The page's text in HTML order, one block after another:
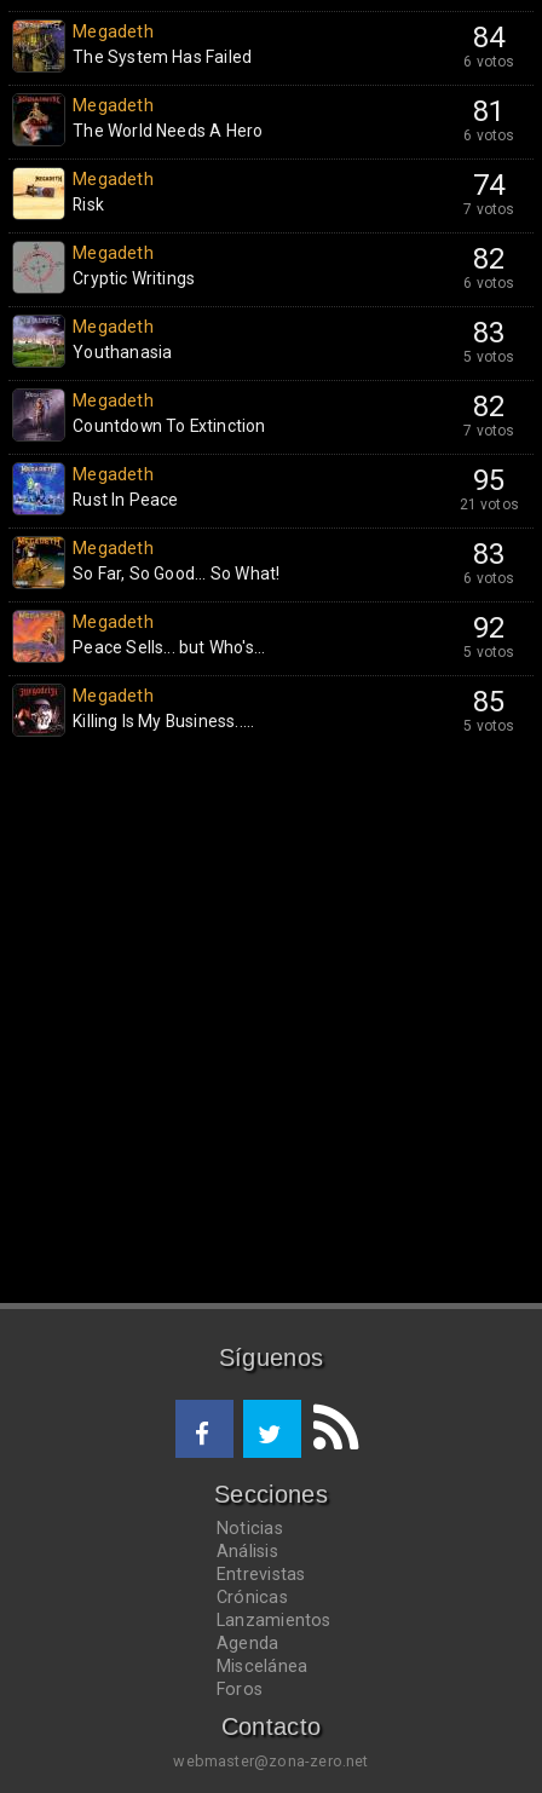
84
6 votos
Megadeth
The System Has Failed
81
6 votos
Megadeth
The World Needs A Hero
74
7 votos
Megadeth
Risk
82
6 votos
Megadeth
Cryptic Writings
83
5 votos
Megadeth
Youthanasia
82
7 votos
Megadeth
Countdown To Extinction
95
21 votos
Megadeth
Rust In Peace
83
6 votos
Megadeth
So Far, So Good... So What!
92
5 votos
Megadeth
Peace Sells... but Who's...
85
5 votos
Megadeth
Killing Is My Business.....
Síguenos
Secciones
Noticias
Análisis
Entrevistas
Crónicas
Lanzamientos
Agenda
Miscelánea
Foros
Contacto
webmaster@zona-zero.net